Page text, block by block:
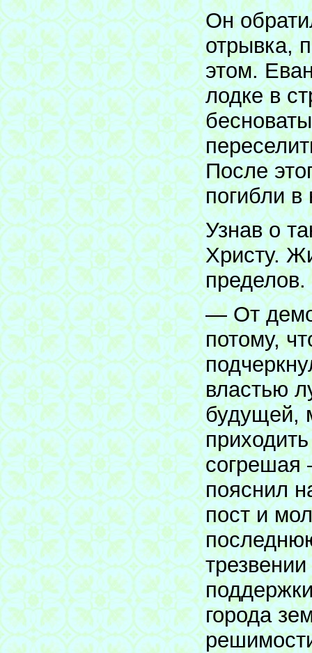
Он
отрывка,
этом.
лодке в
После
погибли в
Узнав о
Христу.
пределов.
— От
потому,
властью
будущей,
согрешая
пояснил
пост и
города